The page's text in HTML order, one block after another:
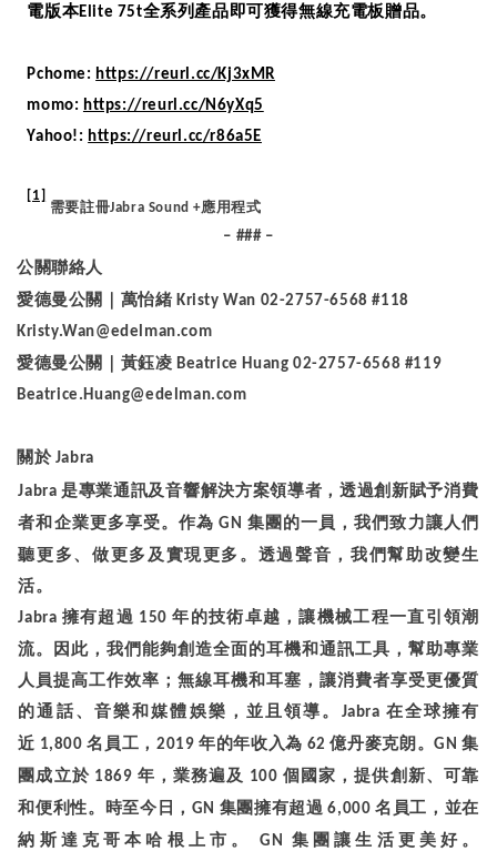
電版本Elite 75t全系列產品即可獲得無線充電板贈品。
Pchome: https://reurl.cc/Kj3xMR
momo: https://reurl.cc/N6yXq5
Yahoo!: https://reurl.cc/r86a5E
[1]
需要註冊Jabra Sound +應用程式
– ### –
公關聯絡人
愛德曼公關｜萬怡緒Kristy Wan 02-2757-6568 #118
Kristy.Wan@edelman.com
愛德曼公關｜黃鈺凌 Beatrice Huang 02-2757-6568 #119
Beatrice.Huang@edelman.com
關於Jabra
Jabra是專業通訊及音響解決方案領導者，透過創新賦予消費
者和企業更多享受。作為 GN 集團的一員，我們致力讓人們
聽更多、做更多及實現更多。透過聲音，我們幫助改變生
活。
Jabra 擁有超過 150年的技術卓越，讓機械工程一直引領潮
流。因此，我們能夠創造全面的耳機和通訊工具，幫助專業
人員提高工作效率；無線耳機和耳塞，讓消費者享受更優質
的通話、音樂和媒體娛樂，並且領導。 Jabra 在全球擁有
近 1,800名員工 ， 2019 年的年收入為 62億丹麥克朗。GN 集
團成立於 1869 年，業務遍及 100 個國家，提供創新、可靠
和便利性。時至今日， GN 集團擁有超過 6,000 名員工，並在
納斯達克哥本哈根上市。
GN 集團讓生活更美好。